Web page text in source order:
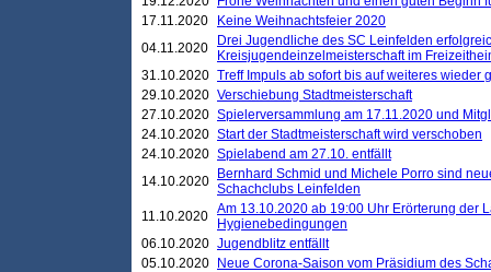
17.11.2020
Keine Weihnachtsfeier 2020
04.11.2020
Drei Jugendliche des SC Leinfelden
Kreisjugendeinzelmeisterschaft im
31.10.2020 Treff Impuls ab sofort bis auf weiteres wieder
29.10.2020 Verschiebung Stadtmeisterschaft
27.10.2020 Spielerversammlung am 17.11.2020 und
24.10.2020 Start der Stadtmeisterschaft wird verschoben
24.10.2020 Spielabend am 27.10. entfällt
14.10.2020
Bernhard Schmid und Michele Porro sind
Schachclubs Leinfelden
11.10.2020 Am 13.10.2020 ab 19:00 Uhr Erörterung der
Hygienebedingungen
06.10.2020 Jugendblitz entfällt
05.10.2020
Neue Corona-Saison vom Präsidium des